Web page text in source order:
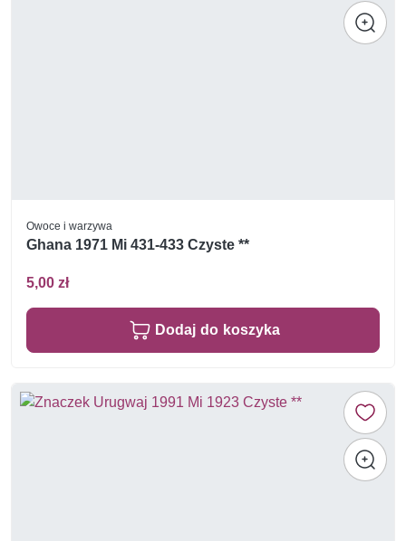
Owoce i warzywa
Ghana 1971 Mi 431-433 Czyste **
5,00 zł
Dodaj do koszyka